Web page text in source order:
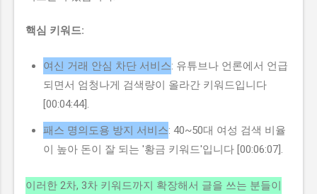
핵심 키워드:
여신 거래 안심 차단 서비스: 유튜브나 언론에서 언급
되면서 엄청나게 검색량이 올라간 키워드입니다
[00:04:44].
패스 명의도용 방지 서비스: 40~50대 여성 검색 비율
이 높아 돈이 잘 되는 '황금 키워드'입니다 [00:06:07].
이러한 2차, 3차 키워드까지 확장해서 글을 쓰는 분들이